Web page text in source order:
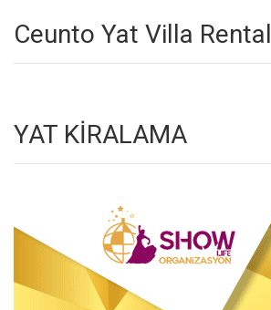
Ceunto Yat Villa Rental
YAT KİRALAMA